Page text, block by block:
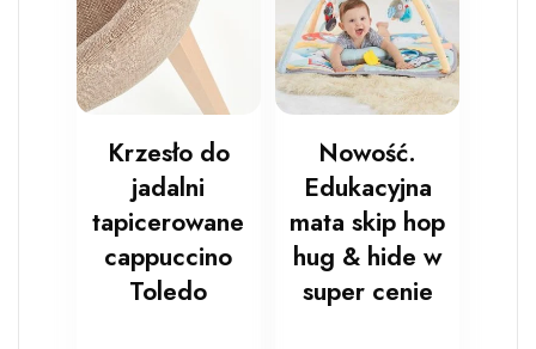
Krzesło do
jadalni
tapicerowane
cappuccino
Toledo
Nowość.
Edukacyjna
mata skip hop
hug & hide w
super cenie